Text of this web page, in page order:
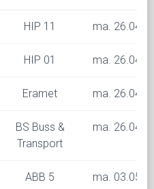
HIP 11 ma. 26.04
HIP 01 ma. 26.04
Eramet ma. 26.04
BS Buss &
Transport
ma. 26.04
ABB 5 ma. 03.05